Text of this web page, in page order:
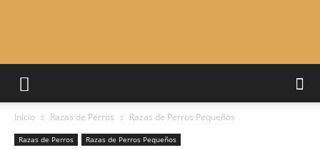
Adiestrar
Inicio Razas de Perros Razas de Perros Pequeños
Razas de Perros Razas de Perros Pequeños